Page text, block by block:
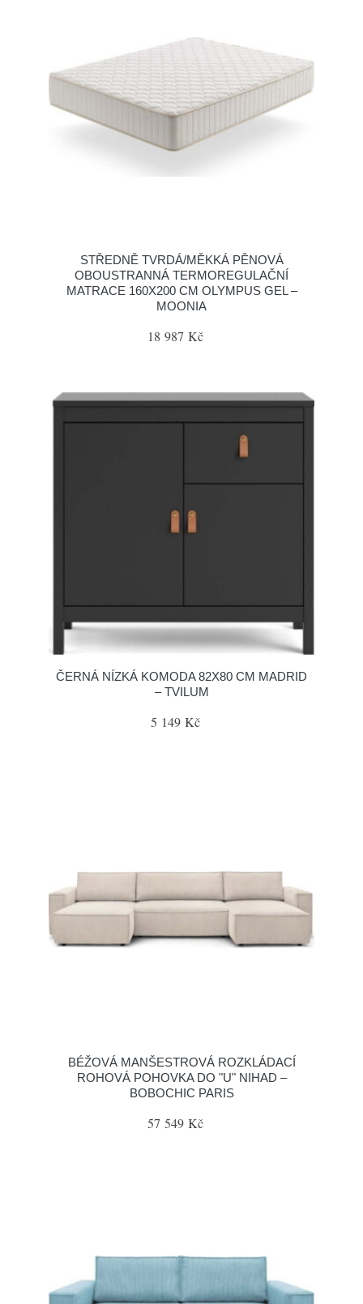
STŘEDNĚ TVRDÁ/MĚKKÁ PĚNOVÁ
OBOUSTRANNÁ TERMOREGULAČNÍ
MATRACE 160X200 CM OLYMPUS GEL –
MOONIA
18 987 Kč
ČERNÁ NÍZKÁ KOMODA 82X80 CM MADRID
– TVILUM
5 149 Kč
BÉŽOVÁ MANŠESTROVÁ ROZKLÁDACÍ
ROHOVÁ POHOVKA DO "U" NIHAD –
BOBOCHIC PARIS
57 549 Kč